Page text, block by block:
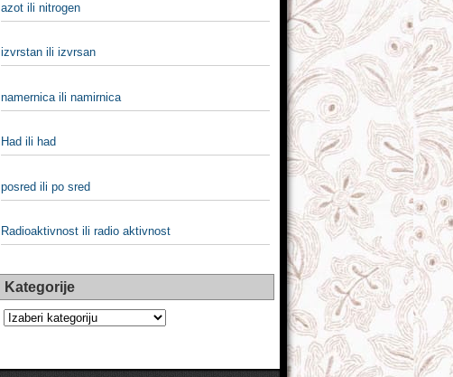
azot ili nitrogen
izvrstan ili izvrsan
namernica ili namirnica
Had ili had
posred ili po sred
Radioaktivnost ili radio aktivnost
Kategorije
Kategorije